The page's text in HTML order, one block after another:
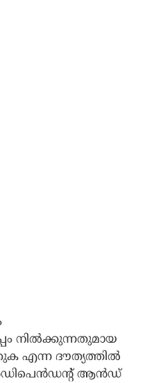
നില്‍ക്കുന്നതുമായ
എന്ന ദൗത്യത്തില്‍
ആന്‍ഡ്